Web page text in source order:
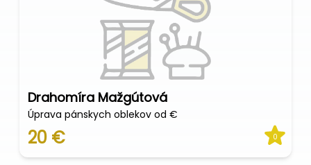
Drahomíra Mažgútová
Úprava pánskych oblekov od €
20 € 0